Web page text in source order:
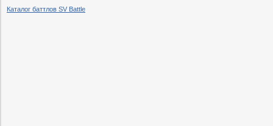
Каталог баттлов SV Battle